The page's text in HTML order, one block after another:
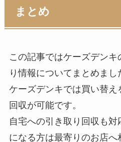
まとめ
この記事ではケーズデン
り情報についてまとめまし
ケーズデンキでは買い替え
回収が可能です。
自宅への引き取り回収も
になる方は最寄りのお店へ